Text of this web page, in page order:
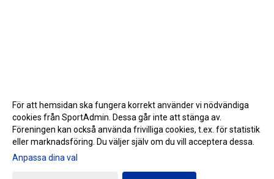
Gå till Webbversion
För att hemsidan ska fungera korrekt använder vi nödvändiga
cookies från SportAdmin. Dessa går inte att stänga av.
Föreningen kan också använda frivilliga cookies, t.ex. för statistik
eller marknadsföring. Du väljer själv om du vill acceptera dessa.
Anpassa dina val